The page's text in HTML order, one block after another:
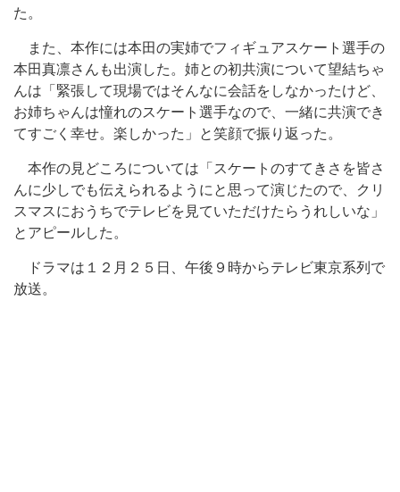
た。
また、本作には本田の実姉でフィギュアスケート選手の
本田真凛さんも出演した。姉との初共演について望結ちゃ
んは「緊張して現場ではそんなに会話をしなかったけど、
お姉ちゃんは憧れのスケート選手なので、一緒に共演でき
てすごく幸せ。楽しかった」と笑顔で振り返った。
本作の見どころについては「スケートのすてきさを皆さ
んに少しでも伝えられるようにと思って演じたので、クリ
スマスにおうちでテレビを見ていただけたらうれしいな」
とアピールした。
ドラマは１２月２５日、午後９時からテレビ東京系列で
放送。